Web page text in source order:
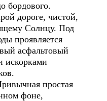
бордового.
дороге, чистой,
Солнцу. Под
проявляется
асфальтовый
искорками
простая
фоне,